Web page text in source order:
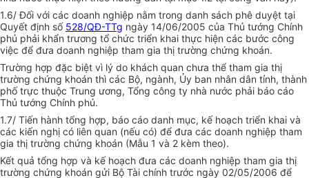
1.6/ Đối với các doanh nghiệp nằm trong danh sách phê duyệt tại
Quyết định số 528/QĐ-TTg ngày 14/06/2005 của Thủ tướng Chính
phủ phải khẩn trương tổ chức triển khai thực hiện các bước công
việc để đưa doanh nghiệp tham gia thị trường chứng khoán.
Trường hợp đặc biệt vì lý do khách quan chưa thể tham gia thị
trường chứng khoán thì các Bộ, ngành, Ủy ban nhân dân tỉnh, thành
phố trực thuộc Trung ương, Tổng công ty nhà nước phải báo cáo
Thủ tướng Chính phủ.
1.7/ Tiến hành tổng hợp, báo cáo danh mục, kế hoạch triển khai và
các kiến nghị có liên quan (nếu có) để đưa các doanh nghiệp tham
gia thị trường chứng khoán (Mẫu 1 và 2 kèm theo).
Kết quả tổng hợp và kế hoạch đưa các doanh nghiệp tham gia thị
trường chứng khoán gửi Bộ Tài chính trước ngày 02/05/2006 để